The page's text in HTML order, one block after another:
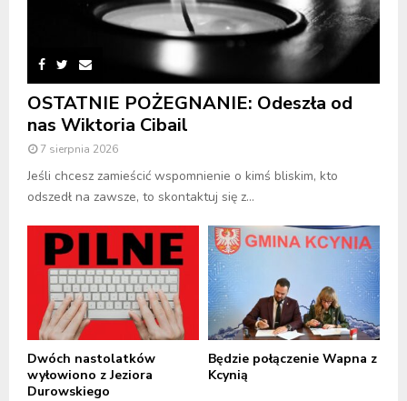
OSTATNIE POŻEGNANIE: Odeszła od
nas Wiktoria Cibail
7 sierpnia 2026
Jeśli chcesz zamieścić wspomnienie o kimś bliskim, kto
odszedł na zawsze, to skontaktuj się z...
Dwóch nastolatków
wyłowiono z Jeziora
Durowskiego
Będzie połączenie Wapna z
Kcynią